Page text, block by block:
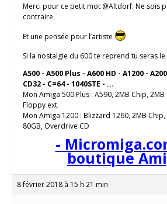
Merci pour ce petit mot @Altdorf. Ne sois
contraire.
Et une pensée pour l’artiste
Si la nostalgie du 600 te reprend tu seras
A500 - A500 Plus - A600 HD - A1200 -
CD32 - C=64 - 1040STE - ...
Mon Amiga 500 Plus : A590, 2MB Chip, 2MB
Floppy ext.
Mon Amiga 1200 : Blizzard 1260, 2MB Chip,
80GB, Overdrive CD
-
boutique
8 février 2018 à 15 h 21 min